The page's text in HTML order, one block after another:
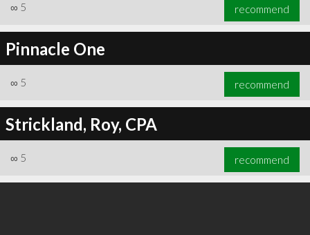
∞ 5 recommend
Pinnacle One
∞ 5 recommend
Strickland, Roy, CPA
∞ 5 recommend